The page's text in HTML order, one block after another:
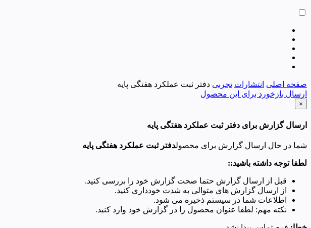
صفحه اصلی انتشارات تجربی دفتر ثبت عملکرد هفتگی پایه
ارسال بازخورد برای این محصول
×
ارسال گزارش برای دفتر ثبت عملکرد هفتگی پایه
شما در حال ارسال گزارش برای محصولدفتر ثبت عملکرد هفتگی پایه
لطفا توجه داشته باشید::
قبل از ارسال گزارش حتما صحت گزارش خود را بررسی کنید.
از ارسال گزارش های متوالی به شدت خودداری کنید.
اطلاعات شما در سیستم ذخیره می شود.
نکته مهم: لطفا عنوان محصول را در گزارش خود وارد کنید.